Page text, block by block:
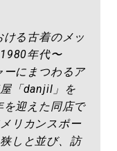
る古着のメッ
年代〜
にまつわるア
「danjil」を
迎えた同店で
リカンスポー
しと並び、訪